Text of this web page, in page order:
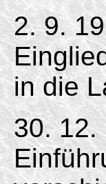
2. 9.
in die
30. 12.